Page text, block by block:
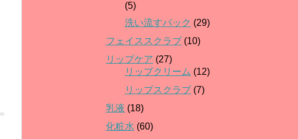
(5)
洗い流すパック (29)
フェイススクラブ (10)
リップケア (27)
リップクリーム (12)
リップスクラブ (7)
乳液 (18)
化粧水 (60)